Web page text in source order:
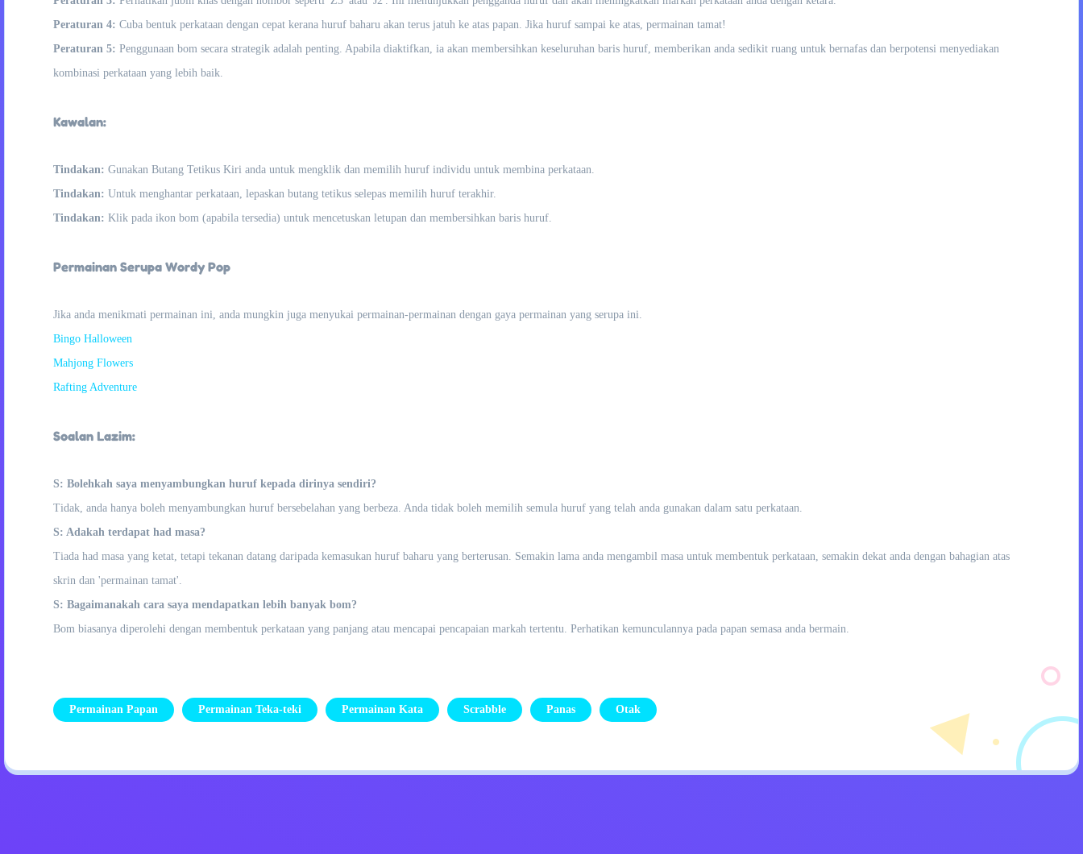
Peraturan 4: Cuba bentuk perkataan dengan cepat kerana huruf baharu akan terus jatuh ke atas papan. Jika huruf sampai ke atas, permainan tamat!
Peraturan 5: Penggunaan bom secara strategik adalah penting. Apabila diaktifkan, ia akan membersihkan keseluruhan baris huruf, memberikan anda sedikit ruang untuk bernafas dan berpotensi menyediakan
kombinasi perkataan yang lebih baik.
Kawalan:
Tindakan: Gunakan Butang Tetikus Kiri anda untuk mengklik dan memilih huruf individu untuk membina perkataan.
Tindakan: Untuk menghantar perkataan, lepaskan butang tetikus selepas memilih huruf terakhir.
Tindakan: Klik pada ikon bom (apabila tersedia) untuk mencetuskan letupan dan membersihkan baris huruf.
Permainan Serupa Wordy Pop
Jika anda menikmati permainan ini, anda mungkin juga menyukai permainan-permainan dengan gaya permainan yang serupa ini.
Bingo Halloween
Mahjong Flowers
Rafting Adventure
Soalan Lazim:
S: Bolehkah saya menyambungkan huruf kepada dirinya sendiri?
Tidak, anda hanya boleh menyambungkan huruf bersebelahan yang berbeza. Anda tidak boleh memilih semula huruf yang telah anda gunakan dalam satu perkataan.
S: Adakah terdapat had masa?
Tiada had masa yang ketat, tetapi tekanan datang daripada kemasukan huruf baharu yang berterusan. Semakin lama anda mengambil masa untuk membentuk perkataan, semakin dekat anda dengan bahagian atas
skrin dan 'permainan tamat'.
S: Bagaimanakah cara saya mendapatkan lebih banyak bom?
Bom biasanya diperolehi dengan membentuk perkataan yang panjang atau mencapai pencapaian markah tertentu. Perhatikan kemunculannya pada papan semasa anda bermain.
Permainan Papan Permainan Teka-teki Permainan Kata Scrabble Panas Otak